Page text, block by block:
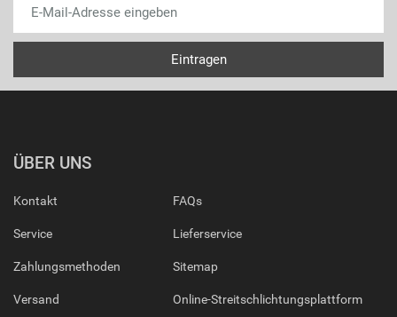
ÜBER UNS
Kontakt
Service
Zahlungsmethoden
Versand
FAQs
Lieferservice
Sitemap
Online-Streitschlichtungsplattform